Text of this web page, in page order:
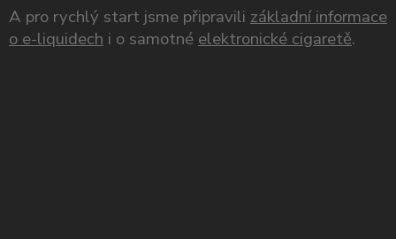
A pro rychlý start jsme připravili základní informace
o e-liquidech i o samotnéelektronické cigaretě.